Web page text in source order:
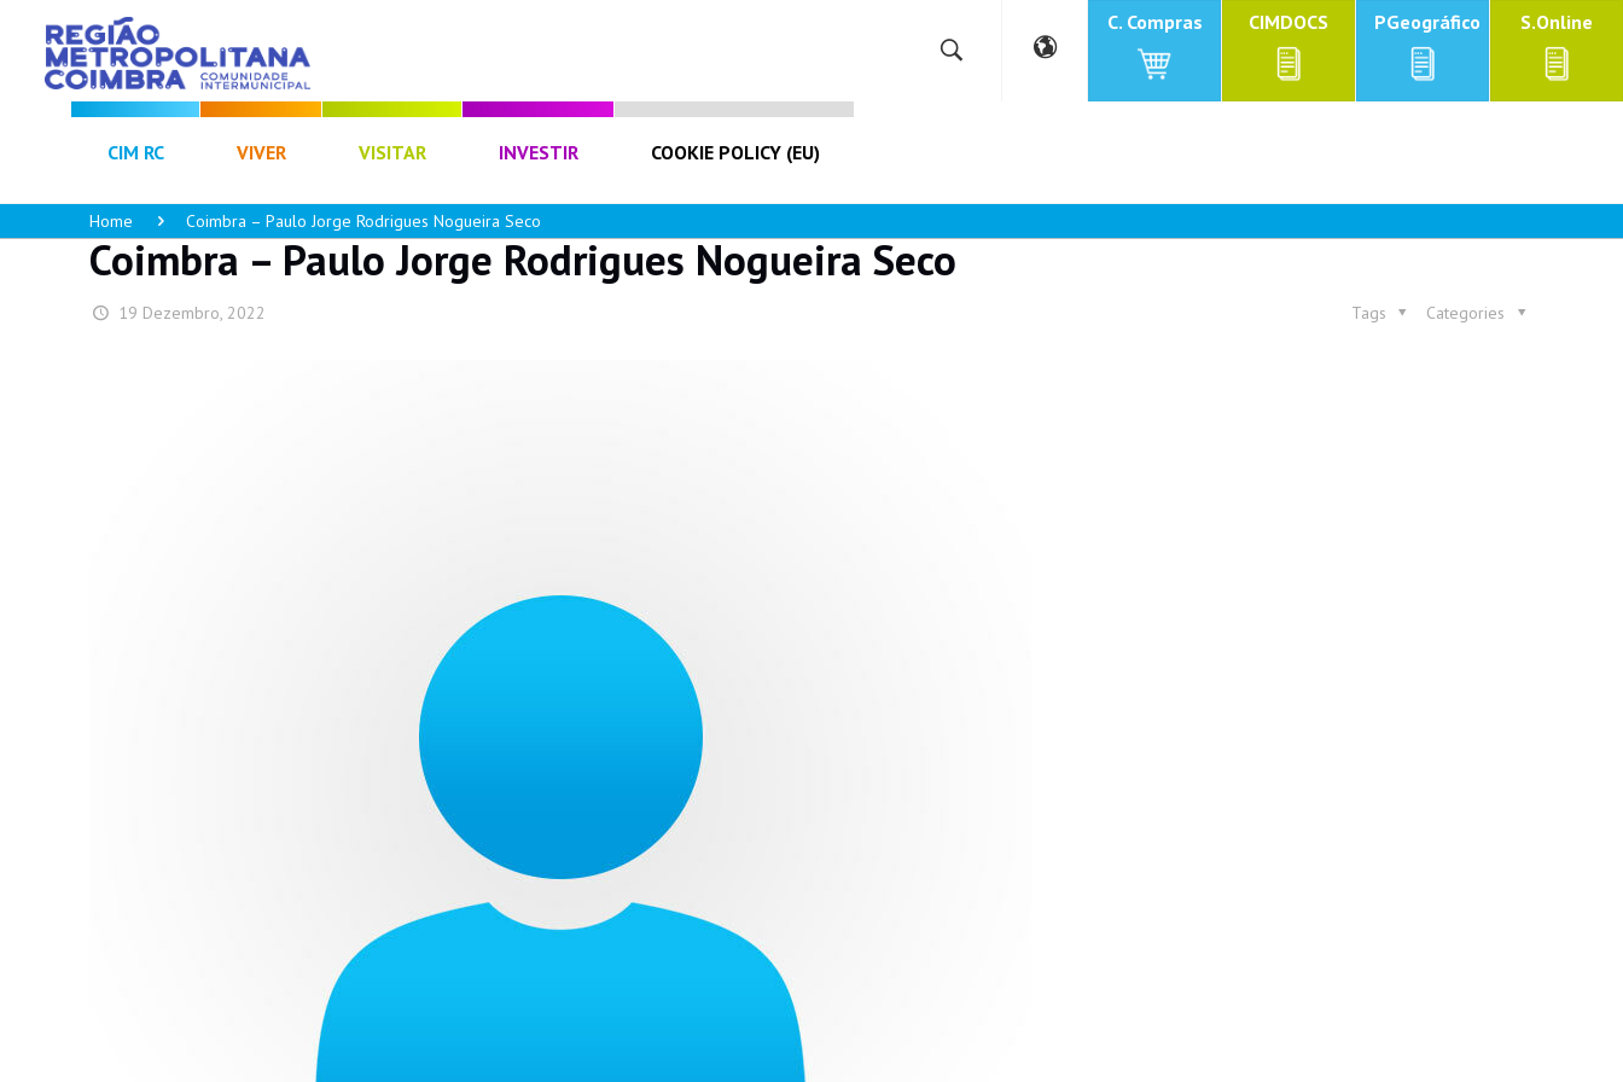
CIM RC VIVER VISITAR INVESTIR COOKIE POLICY (EU)
C. Compras CIMDOCS PGeográfico S.Online
Home Coimbra – Paulo Jorge Rodrigues Nogueira Seco
Coimbra – Paulo Jorge Rodrigues Nogueira Seco
19 Dezembro, 2022 Categories
Tags